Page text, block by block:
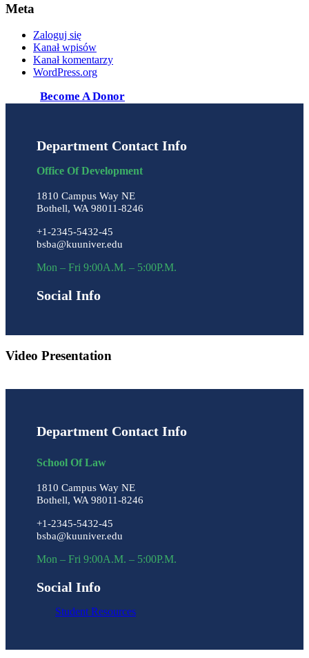
Meta
Zaloguj się
Kanał wpisów
Kanał komentarzy
WordPress.org
Become A Donor
Department Contact Info
Office Of Development
1810 Campus Way NE
Bothell, WA 98011-8246
+1-2345-5432-45
bsba@kuuniver.edu
Mon – Fri 9:00A.M. – 5:00P.M.
Social Info
Video Presentation
Department Contact Info
School Of Law
1810 Campus Way NE
Bothell, WA 98011-8246
+1-2345-5432-45
bsba@kuuniver.edu
Mon – Fri 9:00A.M. – 5:00P.M.
Social Info
Student Resources